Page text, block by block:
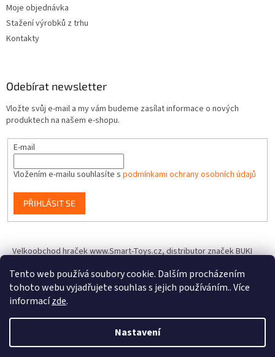
Tento web používá soubory cookie. Dalším procházením
tohoto webu vyjadřujete souhlas s jejich používáním.. Více
informacízde.
Nastavení
Moje objednávka
Stažení výrobků z trhu
Kontakty
Odebírat newsletter
Vložte svůj e-mail a my vám budeme zasílat informace o nových
produktech na našem e-shopu.
E-mail
Vložením e-mailu souhlasíte s podmínkami ochrany osobních údajů
PŘIHLÁSIT SE
Velkoobchod hraček www.Smart-Toys.cz, distributor značek BUKI